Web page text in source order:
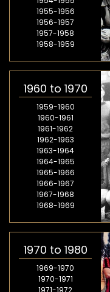
1955-1956
1956-1957
1957-1958
1958-1959
1960 to 1970
1959-1960
1960-1961
1961-1962
1962-1963
1963-1964
1964-1965
1965-1966
1966-1967
1967-1968
1968-1969
1970 to 1980
1969-1970
1970-1971
1971-1972